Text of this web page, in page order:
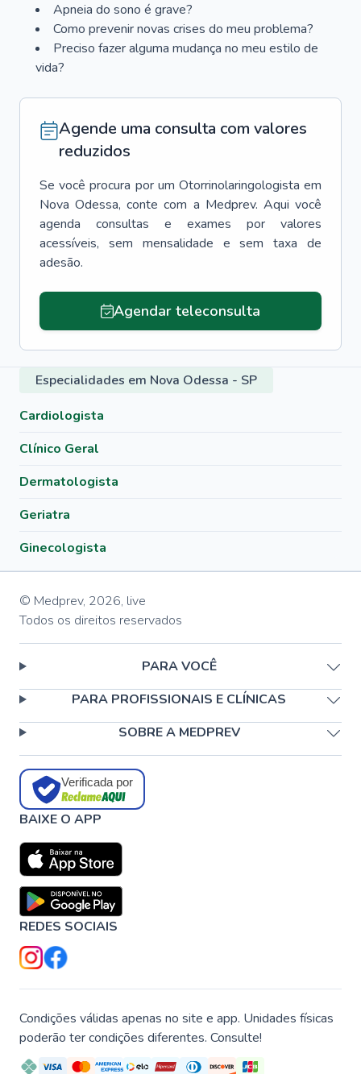
Apneia do sono é grave?
Como prevenir novas crises do meu problema?
Preciso fazer alguma mudança no meu estilo de
vida?
Agende uma consulta com valores
reduzidos
Se você procura por um Otorrinolaringologista em
Nova Odessa, conte com a Medprev. Aqui você
agenda consultas e exames por valores
acessíveis, sem mensalidade e sem taxa de
adesão.
Agendar teleconsulta
Especialidades em Nova Odessa - SP
Cardiologista
Clínico Geral
Dermatologista
Geriatra
Ginecologista
© Medprev, 2026, live
Todos os direitos reservados
PARA VOCÊ
PARA PROFISSIONAIS E CLÍNICAS
SOBRE A MEDPREV
Verificada por
BAIXE O APP
REDES SOCIAIS
Condições válidas apenas no site e app. Unidades físicas
poderão ter condições diferentes. Consulte!